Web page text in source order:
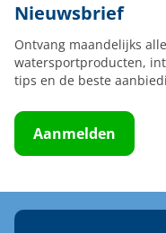
Nieuwsbrief
Ontvang maandelijks
watersportproducten,
tips en de beste
Aanmelden